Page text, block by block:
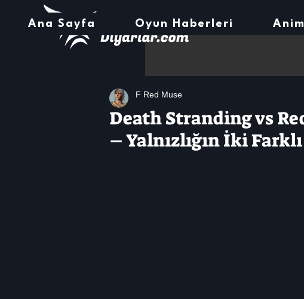
Ana Sayfa Oyun Haberleri
Death Stranding vs
– Yalnızlığın İki
F Red Muse